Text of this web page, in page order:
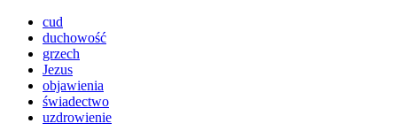
cud
duchowość
grzech
Jezus
objawienia
świadectwo
uzdrowienie